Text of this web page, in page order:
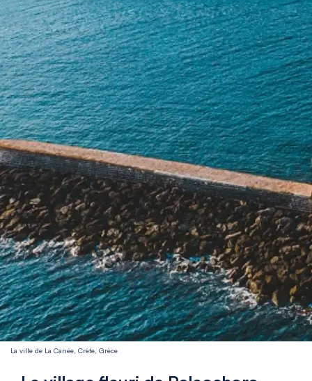
La ville de La Canée, Crète, Grèce